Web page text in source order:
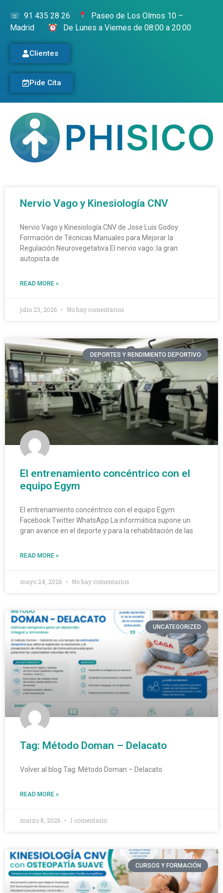
☏ 91 435 28 26
Paseo de Los Olmos 10 –
Madrid
De Lunes a Viernes de 08:00 a 20:00
Clientes
Pide Cita
Nervio Vago y Kinesiología CNV
Nervio Vago y Kinesiología CNV de Jose Luis Godoy:
Formación de Técnicas Manuales para Mejorar la
Regulación Neurovegetativa El nervio vago: la gran
autopista de
READ MORE »
julio 23, 2026 No hay comentarios
DEPORTES Y RENDIMIENTO DEPORTIVO
El entrenamiento concéntrico con el
equipo Egym
El entrenamiento concéntrico con el equipo Egym
Facebook Twitter WhatsApp La informática supone un
gran avance en el deporte y para la rehabilitación de las
READ MORE »
mayo 24, 2026 No hay comentarios
UNCATEGORIZED
Tag: Método Doman – Delacato
Volver al blog Tag: Método Doman – Delacato
READ MORE »
marzo 8, 2026 1 comentario
CURSOS Y FORMACIÓN